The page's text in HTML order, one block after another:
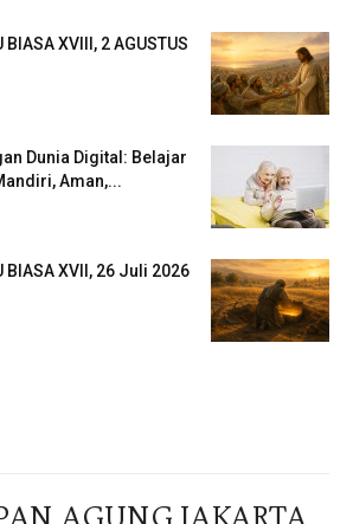
BIASA XVIII, 2 AGUSTUS
Dunia Digital: Belajar
Aman,...
BIASA XVII, 26 Juli 2026
AGUNG JAKARTA